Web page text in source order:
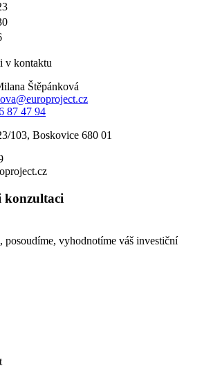
v kontaktu
Štěpánková
87 47 94
103, Boskovice 680 01
konzultaci
posoudíme, vyhodnotíme váš investiční